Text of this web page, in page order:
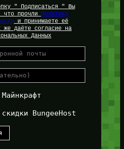
" Подписаться " Вы
что прочли Политику
и принимаете её
даёте согласие на
Данных
BungeeHost